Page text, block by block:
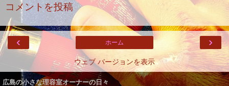
コメントを投稿
‹ ›
ホーム
ウェブ バージョンを表示
広島の小さな理容室オーナーの日々